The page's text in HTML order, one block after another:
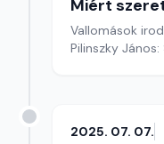
Miért
Vallomások
Pilinszky
2025. 07. 07.